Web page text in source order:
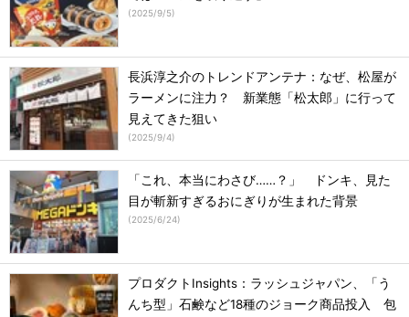
(2025/9/5)
長浜淳之介のトレンドアンテナ：なぜ、松屋が
ラーメンに注力？ 新業態「松太郎」に行って
見えてきた狙い
(2025/9/4)
「これ、本当にわさび……？」 ドンキ、見た
目が斬新すぎるおにぎりが生まれた背景
(2025/6/24)
プロダクトInsights：ラッシュジャパン、「う
んち型」石鹸など18種のジョーク商品投入 包